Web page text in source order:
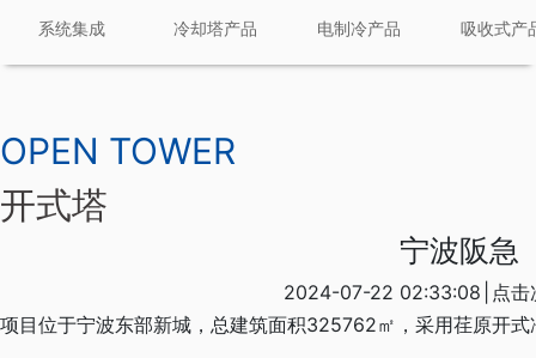
系统集成 冷却塔产品 电制冷产品 吸收式产
OPEN TOWER
开式塔
宁波阪急
2024-07-22 02:33:08 点
项目位于宁波东部新城，总建筑面积325762㎡ ，采用荏原开